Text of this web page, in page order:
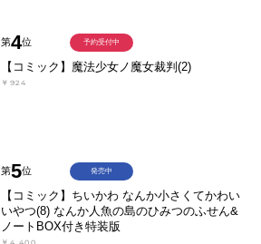
第4位
【コミック】魔法少女ノ魔女裁判(2)
￥924
予約受付中
第5位
【コミック】ちいかわ なんか小さくてかわい
いやつ(8) なんか人魚の島のひみつのふせん&
ノートBOX付き特装版
￥4,400
発売中